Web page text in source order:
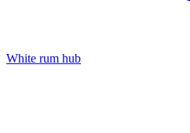
White rum hub